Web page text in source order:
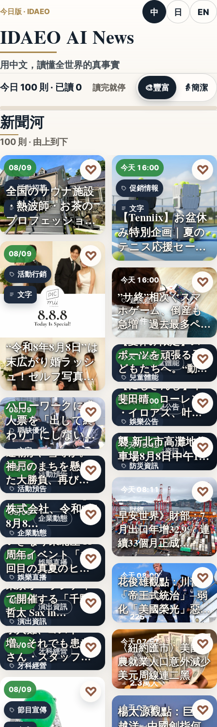
今日版 · IDAEO 中 日 EN
IDAEO AI News
用中文，讀懂全世界的真事實
今日 100 則 · 已讀 0 讀完就停 🎨豐富 👵簡潔
新聞河
100 則 · 由上到下
08/09
活動招募
文字
全国のサウナ施設
・熱波師・お茶の
プロフェッショナ
ル募集！…
♡
08/09
活動行銷
文字
“令和8年8月8日”は
末広がり婚ラッシ
ュ！セルフ写真館
「…
♡
08/09
職缺優化
文字
ハローワークに求
人票を「出して終
わり」にしない。
求人票・…
♡
活動預告
08/09
活動預告
300人
連覇か、雪辱か。
神戸のまちを懸け
た大勝負、再び！
…
♡
企業動態
08/09
企業動態
文字
Internnect Group
株式会社、令和8年
8月8…
♡
娛樂直播
08/09
娛樂直播
11
いぎなり東北産 11
周年イベント「11
回目の真夏のヒロ
イ…
♡
演出資訊
08/09
演出資訊
3
東京オペラシティ
で開催する「千野
哲太 Sax in…
♡
牙科經營
08/09
牙科經營
3,700万円
求人難、コスト
増。それでも患者
さん・スタッフ・
院長を豊か…
♡
08/09
節目宣傳
♡
今天 16:00
促銷情報
文字
【Tenniix】お盆休
み特別企画｜夏の
テニス応援セー
ル…
♡
今天 16:00
遊戲產業
10件
”サ終”相次ぐスマ
ホゲーム、倒産も
急増 過去最多ペー
スで…
♡
兒童體能
今天 16:00
兒童體能
0円
【夏休み限定】ス
ポーツを頑張る子
どもたちへ。“動け
る身体…
♡
娛樂公告
今天 16:00
娛樂公告
30
【にじさんじ】甲
斐田晴、ローレン
・イロアス、叶ワ
ンマンラ…
♡
防災資訊
今天 13:42
防災資訊
文字
因應白海豚颱風來
襲 新北市高灘地停
車場8月8日中午12
時…
♡
今天 08:11
財經
32.9%
早安世界》財部：7
月出口年增32.9% 連
續33個月正成…
♡
今天 08:00
美國政治
225
花俊雄觀點：川普
「帝王式統治」─弱
化「美國榮光」惡化
「民…
♡
今天 07:57
財經匯市
2.3萬人
〈紐約匯市〉美國非
農就業人口意外減少
美元周線連二黑
♡
今天 07:50
楊太源觀點：巨浪
♡